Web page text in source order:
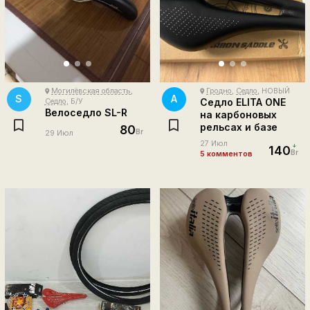
S
place Могилёвская область,
Седло, Б/У
Велоседло SL-R
29 Июл 80 Br
А
place Гродно, Седло, НОВЫЙ
Седло ELITA ONE
на карбоновых
рельсах и базе
27 Июл
5 комментов
140 Br